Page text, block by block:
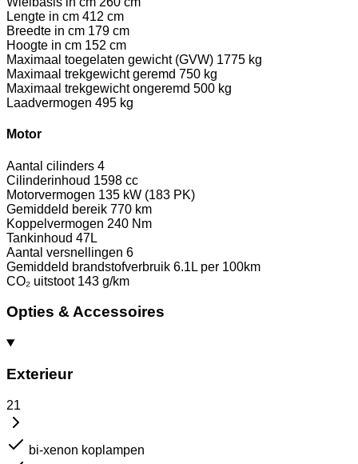
Lengte in cm 412 cm
Breedte in cm 179 cm
Hoogte in cm 152 cm
Maximaal toegelaten gewicht (GVW) 1775 kg
Maximaal trekgewicht geremd 750 kg
Maximaal trekgewicht ongeremd 500 kg
Laadvermogen 495 kg
Motor
Aantal cilinders 4
Cilinderinhoud 1598 cc
Motorvermogen 135 kW (183 PK)
Gemiddeld bereik 770 km
Koppelvermogen 240 Nm
Tankinhoud 47L
Aantal versnellingen 6
Gemiddeld brandstofverbruik 6.1L per 100km
CO₂ uitstoot 143 g/km
Opties & Accessoires
Exterieur
21
bi-xenon koplampen